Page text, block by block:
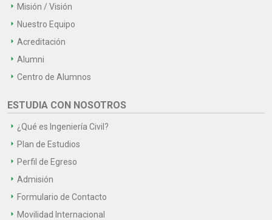
Misión / Visión
Nuestro Equipo
Acreditación
Alumni
Centro de Alumnos
ESTUDIA CON NOSOTROS
¿Qué es Ingeniería Civil?
Plan de Estudios
Perfil de Egreso
Admisión
Formulario de Contacto
Movilidad Internacional